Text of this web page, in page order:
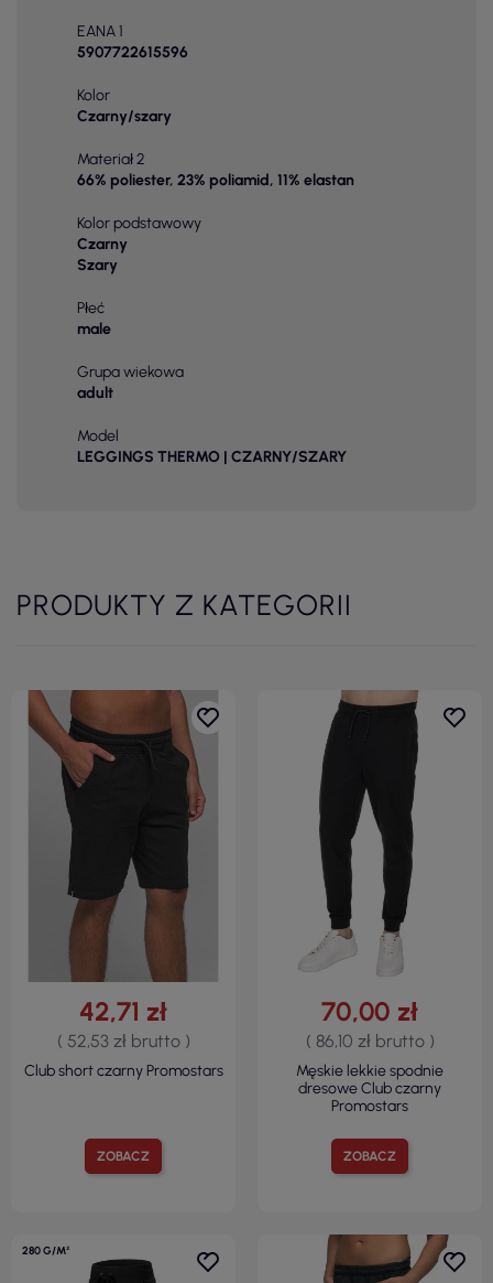
EANA 1
5907722615596
Kolor
Czarny/szary
Materiał 2
66% poliester, 23% poliamid, 11% elastan
Kolor podstawowy
Czarny
Szary
Płeć
male
Grupa wiekowa
adult
Model
LEGGINGS THERMO | CZARNY/SZARY
PRODUKTY Z KATEGORII
ZOBACZ
42,71 zł
( 52,53 zł brutto )
Club short czarny Promostars
ZOBACZ
70,00 zł
( 86,10 zł brutto )
Męskie lekkie spodnie
dresowe Club czarny
Promostars
280 G/M²